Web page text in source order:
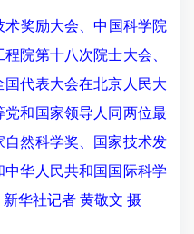
奖励大会、中国科学院
院第十八次院士大会、
代表大会在北京人民大
和国家领导人同两位最
然科学奖、国家技术发
华人民共和国国际科学
华社记者 黄敬文 摄